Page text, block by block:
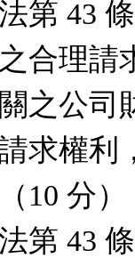
第 43
合理請
之公司
求權利
10 分）
第 43